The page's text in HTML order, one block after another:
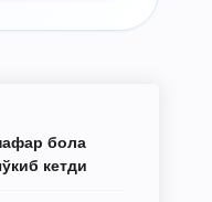
бола
кетди